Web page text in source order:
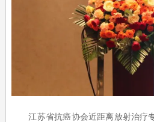
江苏省抗癌协会近距离放射治疗